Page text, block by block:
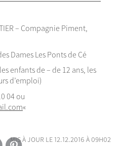
– Compagnie Piment,
Dames Les Ponts de Cé
enfants de – de 12 ans, les
d’emploi)
04 ou
«
mis à jour le 12.12.2016 à 09h02